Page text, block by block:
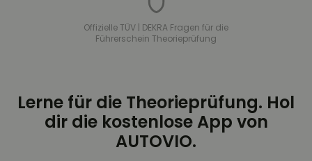
Offizielle TÜV | DEKRA Fragen für die
Führerschein Theorieprüfung
Lerne für die Theorieprüfung. Hol
dir die kostenlose App von
AUTOVIO.